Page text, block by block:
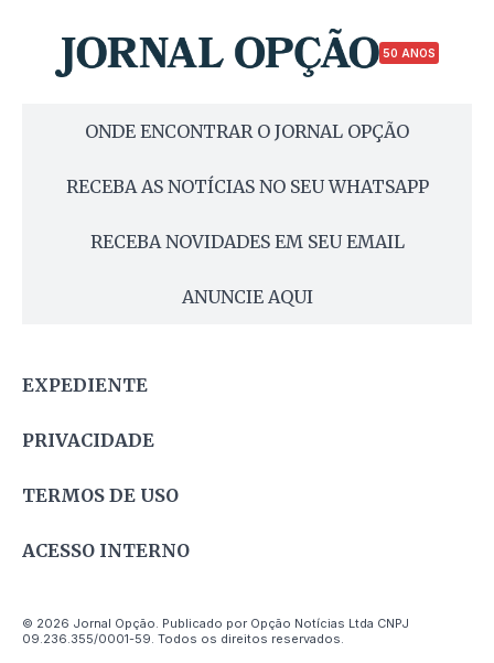
50 ANOS
ONDE ENCONTRAR O JORNAL OPÇÃO
RECEBA AS NOTÍCIAS NO SEU WHATSAPP
RECEBA NOVIDADES EM SEU EMAIL
ANUNCIE AQUI
EXPEDIENTE
PRIVACIDADE
TERMOS DE USO
ACESSO INTERNO
© 2026 Jornal Opção. Publicado por Opção Notícias Ltda CNPJ
09.236.355/0001-59. Todos os direitos reservados.